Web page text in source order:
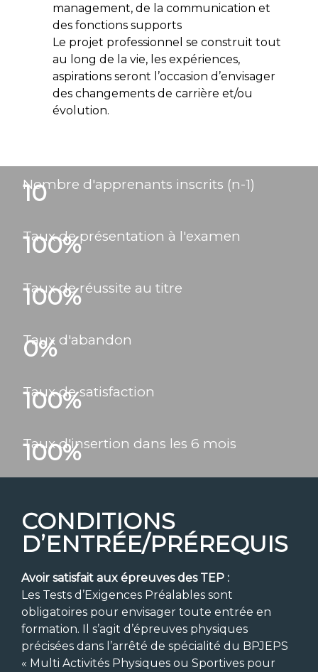
management, de la communication et
des fonctions supports
Le projet professionnel se construit tout
au long de la vie, les expériences,
aspirations seront l’occasion d’envisager
des changements de carrière et/ou
évolution.
Nombre d'apprenants inscrits (n-1)
10
Taux de présentation à l'examen
100%
Taux de réussite au titre
100%
Taux d'abandon
0%
Taux de satisfaction
100%
Taux d'insertion dans les 6 mois
100%
CONDITIONS
D’ENTRÉE/PRÉREQUIS
Avoir satisfait aux épreuves des TEP :
Les Tests d’Exigences Préalables sont
obligatoires pour envisager toute entrée en
formation. Il s’agit d’épreuves physiques
précisées dans l’arrêté de spécialité du BPJEPS
« Multi Activités Physiques ou Sportives pour